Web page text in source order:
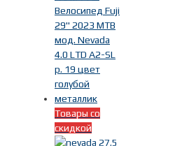
Товары со
скидкой